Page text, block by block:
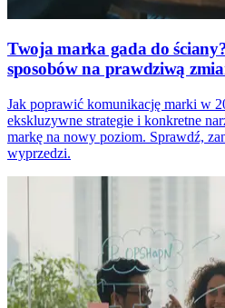
Twoja marka gada do
sposobów na prawdziwą
Jak poprawić komunikację marki w
ekskluzywne strategie i konkretne
markę na nowy poziom. Sprawdź,
wyprzedzi.